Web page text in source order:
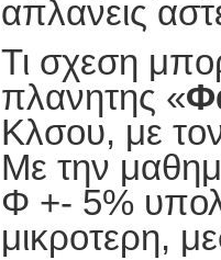
απλανεις
Τι σχεση
πλανητης «
Κλσου, με
Με την
Φ +- 5%
μικροτερη,